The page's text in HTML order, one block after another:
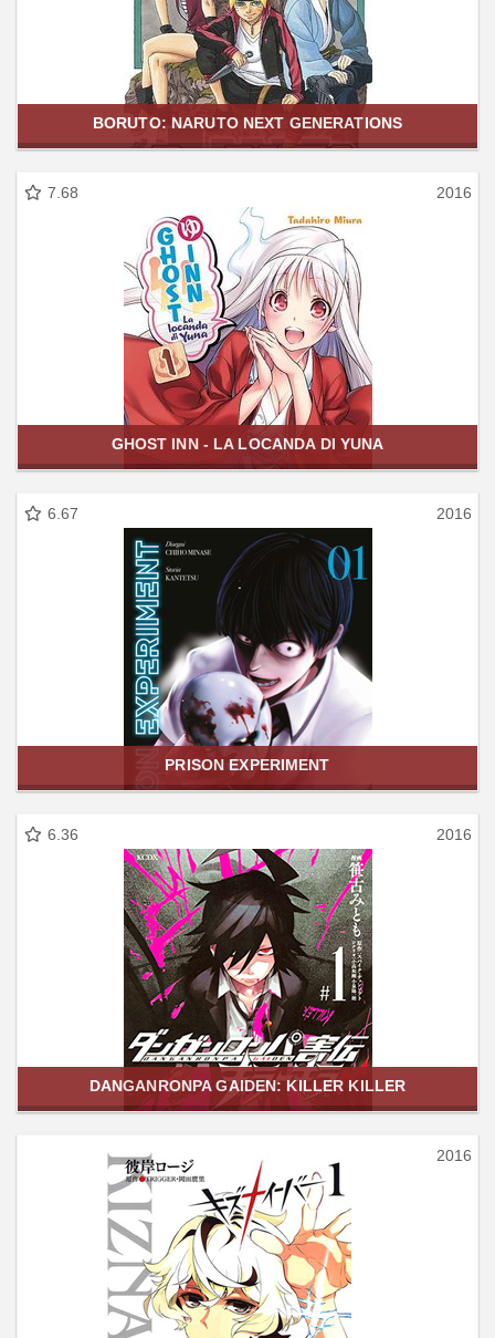
BORUTO: NARUTO NEXT GENERATIONS
7.68 2016
GHOST INN - LA LOCANDA DI YUNA
6.67 2016
PRISON EXPERIMENT
6.36 2016
DANGANRONPA GAIDEN: KILLER KILLER
2016